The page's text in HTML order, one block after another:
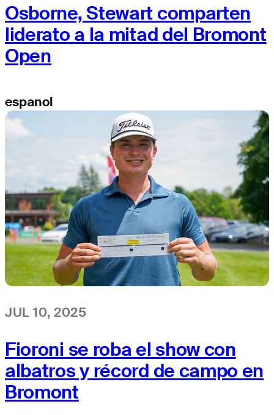
Osborne, Stewart comparten
liderato a la mitad del Bromont
Open
espanol
JUL 10, 2025
Fioroni se roba el show con
albatros y récord de campo en
Bromont